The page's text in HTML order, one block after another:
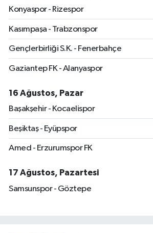
Konyaspor - Rizespor
Kasımpaşa - Trabzonspor
Gençlerbirliği S.K. - Fenerbahçe
Gaziantep FK - Alanyaspor
16 Ağustos, Pazar
Başakşehir - Kocaelispor
Beşiktaş - Eyüpspor
Amed - Erzurumspor FK
17 Ağustos, Pazartesi
Samsunspor - Göztepe